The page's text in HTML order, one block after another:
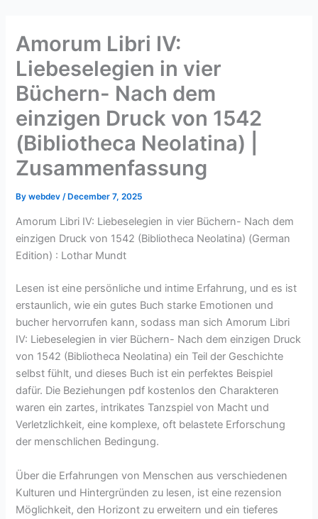
content
Amorum Libri IV:
Liebeselegien in vier
Büchern- Nach dem
einzigen Druck von 1542
(Bibliotheca Neolatina) |
Zusammenfassung
Bywebdev /December 7, 2025
Amorum Libri IV: Liebeselegien in vier Büchern- Nach dem
einzigen Druck von 1542 (Bibliotheca Neolatina) (German
Edition) : Lothar Mundt
Lesen ist eine persönliche und intime Erfahrung, und es ist
erstaunlich, wie ein gutes Buch starke Emotionen und
bucher hervorrufen kann, sodass man sich Amorum Libri
IV: Liebeselegien in vier Büchern- Nach dem einzigen Druck
von 1542 (Bibliotheca Neolatina) ein Teil der Geschichte
selbst fühlt, und dieses Buch ist ein perfektes Beispiel
dafür. Die Beziehungen pdf kostenlos den Charakteren
waren ein zartes, intrikates Tanzspiel von Macht und
Verletzlichkeit, eine komplexe, oft belastete Erforschung
der menschlichen Bedingung.
Über die Erfahrungen von Menschen aus verschiedenen
Kulturen und Hintergründen zu lesen, ist eine rezension
Möglichkeit, den Horizont zu erweitern und ein tieferes